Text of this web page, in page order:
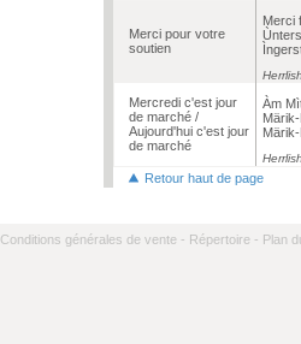
Merci pour votre
soutien
Merci
Mercredi c'est jour
de marché /
Aujourd'hui c'est jour
de marché
Àm
Retour haut de page
Conditions générales de vente - Répertoire - Plan